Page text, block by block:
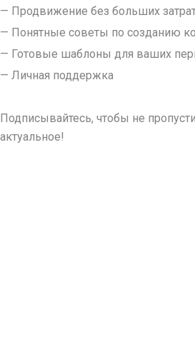
— Продвижение без больших
— Понятные советы по созданию
— Готовые шаблоны для ваших
— Личная поддержка
Подписывайтесь, чтобы не
актуальное!